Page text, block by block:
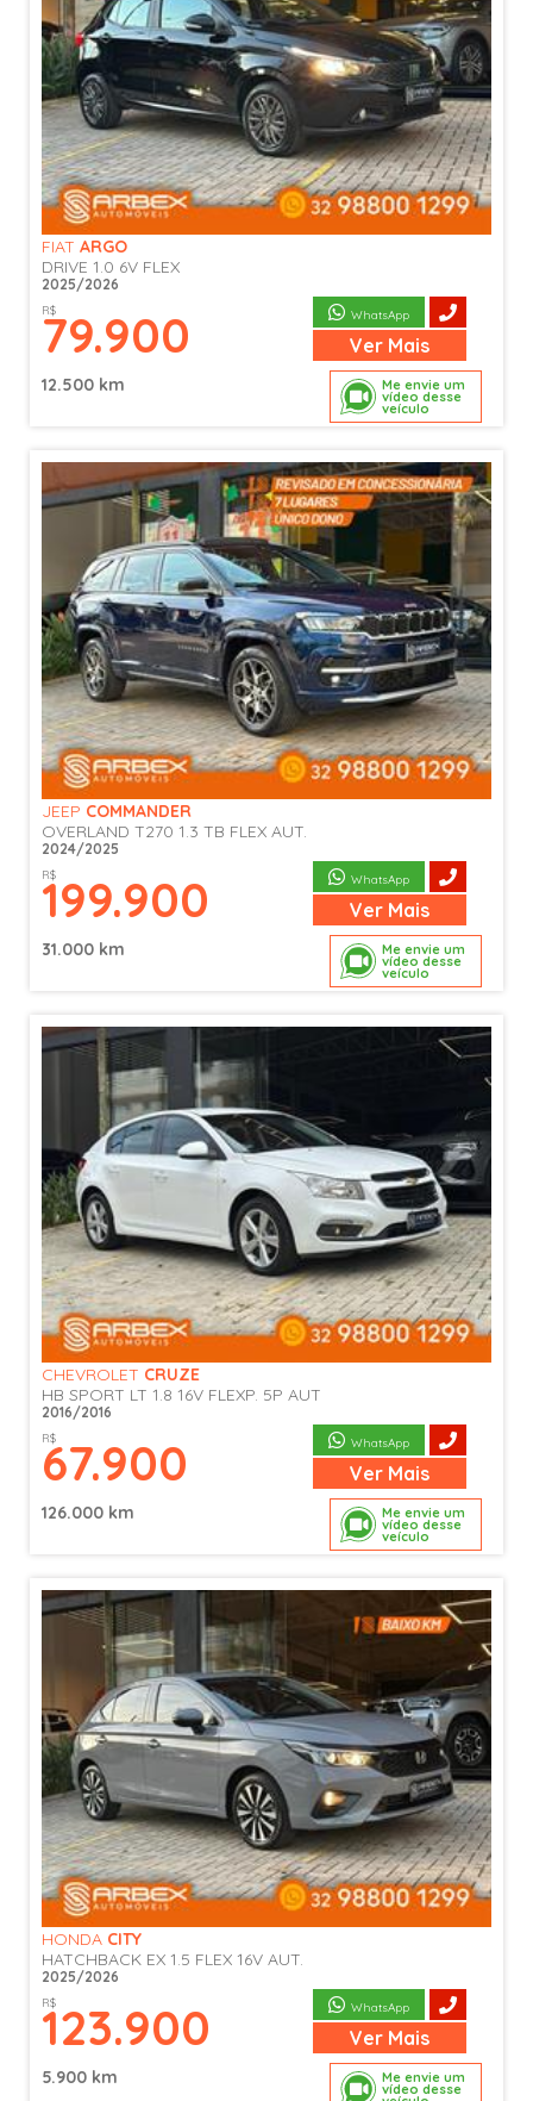
Me envie um
vídeo desse
veículo
FIAT ARGO
DRIVE 1.0 6V FLEX
2025/2026
R$
79.900 WhatsApp
Ver Mais
12.500 km
Me envie um
vídeo desse
veículo
JEEP COMMANDER
OVERLAND T270 1.3 TB FLEX AUT.
2024/2025
R$
199.900 WhatsApp
Ver Mais
31.000 km
Me envie um
vídeo desse
veículo
CHEVROLET CRUZE
HB SPORT LT 1.8 16V FLEXP. 5P AUT
2016/2016
R$
67.900 WhatsApp
Ver Mais
126.000 km
Me envie um
vídeo desse
HONDA CITY
HATCHBACK EX 1.5 FLEX 16V AUT.
2025/2026
R$
123.900 WhatsApp
Ver Mais
5.900 km